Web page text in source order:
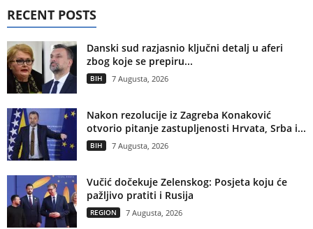
RECENT POSTS
Danski sud razjasnio ključni detalj u aferi
zbog koje se prepiru...
BIH 7 Augusta, 2026
Nakon rezolucije iz Zagreba Konaković
otvorio pitanje zastupljenosti Hrvata, Srba i...
BIH 7 Augusta, 2026
Vučić dočekuje Zelenskog: Posjeta koju će
pažljivo pratiti i Rusija
REGION 7 Augusta, 2026